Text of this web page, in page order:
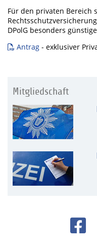
Für den privaten Bereich
DPolG besonders
Antrag - exklusiver
Mitgliedschaft